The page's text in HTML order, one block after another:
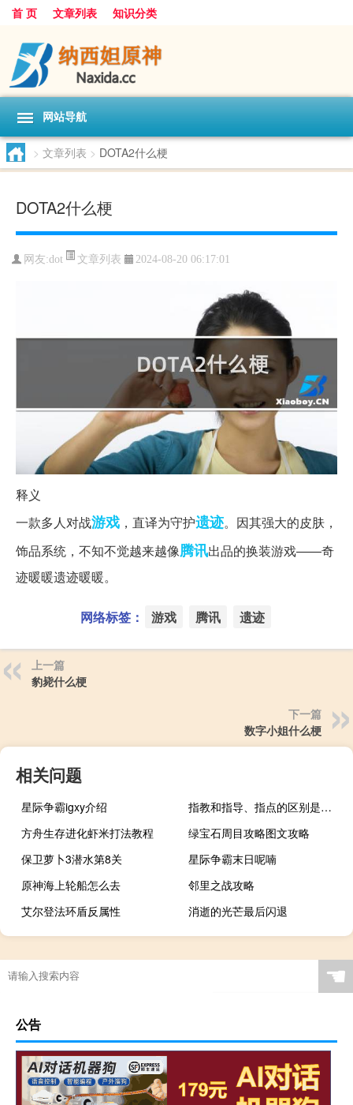
首 页 文章列表 知识分类
网站导航
> 文章列表 > DOTA2什么梗
DOTA2什么梗
网友:dot 文章列表 2024-08-20 06:17:01
释义
一款多人对战游戏 ，直译为守护遗迹。因其强大的皮肤，
饰品系统，不知不觉越来越像腾讯出品的换装游戏——奇
迹暖暖遗迹暖暖。
网络标签： 游戏 腾讯 遗迹
上一篇
豹毙什么梗
下一篇
数字小姐什么梗
相关问题
星际争霸igxy介绍
指教和指导、指点的区别是什么
方舟生存进化虾米打法教程
绿宝石周目攻略图文攻略
保卫萝卜3潜水第8关
星际争霸末日呢喃
原神海上轮船怎么去
邻里之战攻略
艾尔登法环盾反属性
消逝的光芒最后闪退
☚
公告